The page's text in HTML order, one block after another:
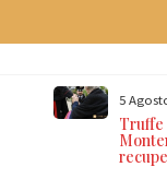
5
Truffe